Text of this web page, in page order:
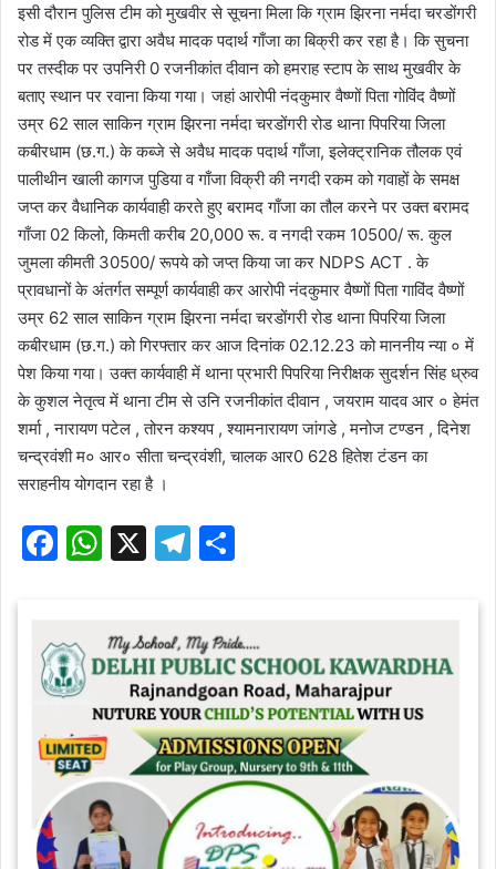
इसी दौरान पुलिस टीम को मुखवीर से सूचना मिला कि ग्राम झिरना नर्मदा चरडोंगरी
रोड में एक व्यक्ति द्वारा अवैध मादक पदार्थ गाँजा का बिक्री कर रहा है। कि सुचना
पर तस्दीक पर उपनिरी 0 रजनीकांत दीवान को हमराह स्टाप के साथ मुखवीर के
बताए स्थान पर रवाना किया गया। जहां आरोपी नंदकुमार वैष्णों पिता गोविंद वैष्णों
उम्र 62 साल साकिन ग्राम झिरना नर्मदा चरडोंगरी रोड थाना पिपरिया जिला
कबीरधाम (छ.ग.) के कब्जे से अवैध मादक पदार्थ गाँजा, इलेक्ट्रानिक तौलक एवं
पालीथीन खाली कागज पुडिया व गाँजा विक्री की नगदी रकम को गवाहों के समक्ष
जप्त कर वैधानिक कार्यवाही करते हुए बरामद गाँजा का तौल करने पर उक्त बरामद
गाँजा 02 किलो, किमती करीब 20,000 रू. व नगदी रकम 10500/ रू. कुल
जुमला कीमती 30500/ रूपये को जप्त किया जा कर NDPS ACT . के
प्रावधानों के अंतर्गत सम्पूर्ण कार्यवाही कर आरोपी नंदकुमार वैष्णों पिता गाविंद वैष्णों
उम्र 62 साल साकिन ग्राम झिरना नर्मदा चरडोंगरी रोड थाना पिपरिया जिला
कबीरधाम (छ.ग.) को गिरफ्तार कर आज दिनांक 02.12.23 को माननीय न्या ० में
पेश किया गया। उक्त कार्यवाही में थाना प्रभारी पिपरिया निरीक्षक सुदर्शन सिंह ध्रुव
के कुशल नेतृत्व में थाना टीम से उनि रजनीकांत दीवान , जयराम यादव आर ० हेमंत
शर्मा , नारायण पटेल , तोरन कश्यप , श्यामनारायण जांगडे , मनोज टण्डन , दिनेश
चन्द्रवंशी म० आर० सीता चन्द्रवंशी, चालक आर0 628 हितेश टंडन का
सराहनीय योगदान रहा है ।
F
e
b
o
k
W
s
A
p
p
X
T
gr
a
m
e